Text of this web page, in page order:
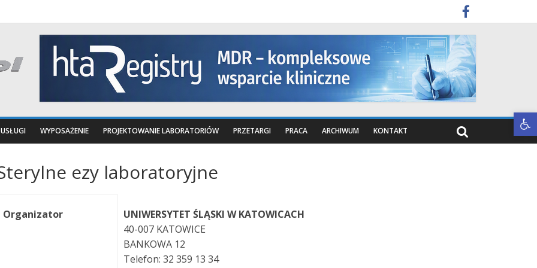
Otwórz pasek narzędzi
USŁUGI WYPOSAŻENIE PROJEKTOWANIE LABORATORIÓW PRZETARGI PRACA ARCHIWUM KONTAKT
ezy laboratoryjne
Organizator
UNIWERSYTET ŚLĄSKI W KATOWICACH
40-007 KATOWICE
BANKOWA 12
Telefon: 32 359 13 34